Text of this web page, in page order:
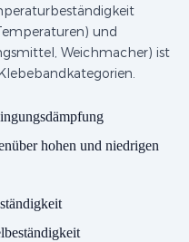
und
Weichmacher) ist
hohen und niedrigen